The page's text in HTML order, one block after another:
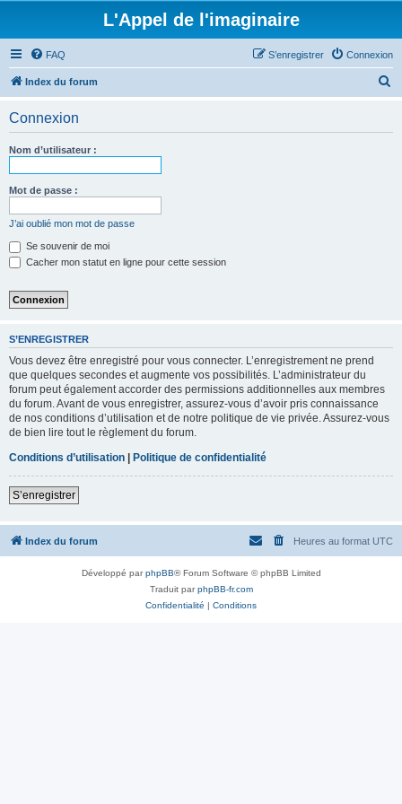
L'Appel de l'imaginaire
FAQ Connexion
S’enregistrer
Index du forum
Connexion
Nom d’utilisateur :
Mot de passe :
J’ai oublié mon mot de passe
Se souvenir de moi
Cacher mon statut en ligne pour cette session
S’ENREGISTRER
Vous devez être enregistré pour vous connecter. L’enregistrement ne prend
que quelques secondes et augmente vos possibilités. L’administrateur du
forum peut également accorder des permissions additionnelles aux membres
du forum. Avant de vous enregistrer, assurez-vous d’avoir pris connaissance
de nos conditions d’utilisation et de notre politique de vie privée. Assurez-vous
de bien lire tout le règlement du forum.
Conditions d’utilisation | Politique de confidentialité
S’enregistrer
Index du forum Heures au format UTC
Développé parphpBB® Forum Software © phpBB Limited
Traduit parphpBB-fr.com
Confidentialité | Conditions